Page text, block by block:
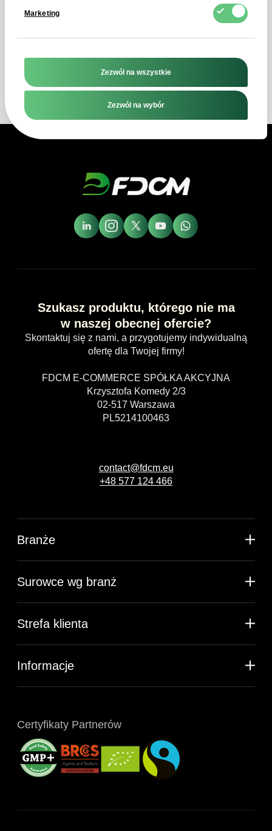
Marketing
Zezwól na wszystkie
Zezwól na wybór
ciągu 4 godzin otrzymasz odpowiedź
Wyślij wiadomość
Szukasz produktu, którego nie ma
w naszej obecnej ofercie?
Skontaktuj się z nami, a przygotujemy indywidualną
ofertę dla Twojej firmy!
FDCM E-COMMERCE SPÓŁKA AKCYJNA
Krzysztofa Komedy 2/3
02-517 Warszawa
PL5214100463
contact@fdcm.eu
+48 577 124 466
Branże
Surowce wg branż
Strefa klienta
Informacje
Certyfikaty Partnerów